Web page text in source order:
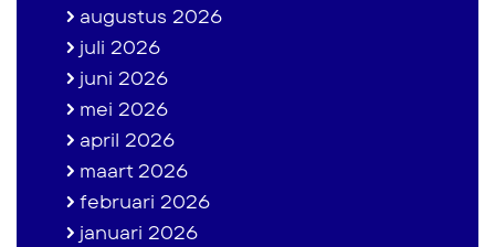
augustus 2026
juli 2026
juni 2026
mei 2026
april 2026
maart 2026
februari 2026
januari 2026